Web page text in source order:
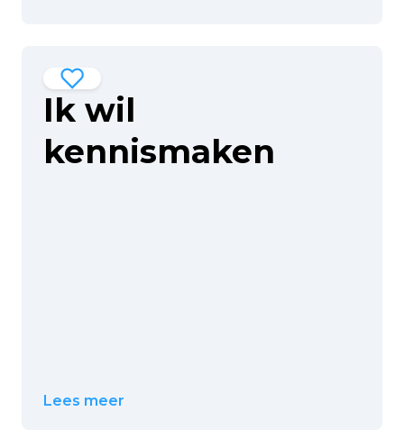
Ik wil
kennismaken
Lees meer